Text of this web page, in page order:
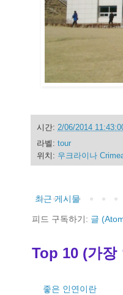
시간: 2/06/2014
라벨: tour
위치: 우크라이나
최근 게시물
피드 구독하기: 글
Top 10 (가장
좋은 인연이란